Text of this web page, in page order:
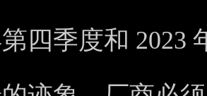
四季度和 2023